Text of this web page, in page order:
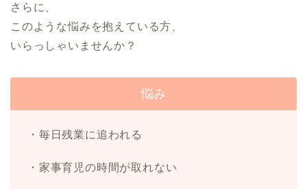
さらに、
このような悩みを抱えている方、
いらっしゃいませんか？
悩み
・毎日残業に追われる
・家事育児の時間が取れない